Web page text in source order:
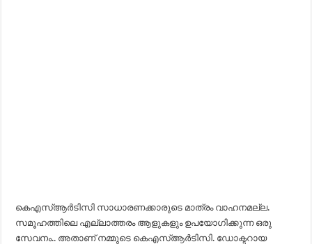
കെഎസ്ആര്‍ടിസി സാധാരണക്കാരുടെ മാത്രം വാഹനമല്ല.
സമൂഹത്തിലെ എല്ലാത്തരം ആളുകളും ഉപയോഗിക്കുന്ന ഒരു
സേവനം.. അതാണ്‌ നമ്മുടെ കെഎസ്ആര്‍ടിസി. ഡോക്ടറായ